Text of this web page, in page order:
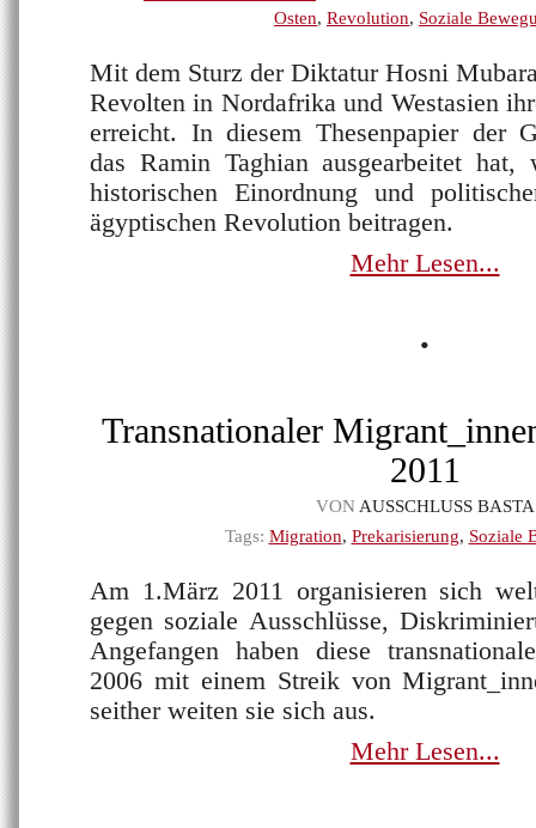
Osten, Revolution, Soziale
Mit dem Sturz der Diktatur Hosni
Revolten in Nordafrika und Westasien
erreicht. In diesem Thesenpapier der
das Ramin Taghian ausgearbeitet
historischen Einordnung und
ägyptischen Revolution beitragen.
Mehr Lesen...
•
Transnationaler
2011
VON AUSSCHLUSS BASTA
Tags: Migration, Prekarisierung, Soziale
Am 1.März 2011 organisieren sich
gegen soziale Ausschlüsse,
Angefangen haben diese
2006 mit einem Streik von
seither weiten sie sich aus.
Mehr Lesen...